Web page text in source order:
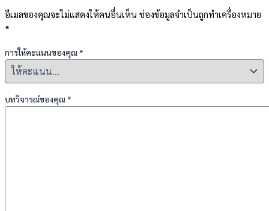
อีเมลของคุณจะไม่แสดงให้คนอื่นเห็น ช่องข้อมูลจำเป็นถูกทำเครื่องหมาย
*
การให้คะแนนของคุณ *
บทวิจารณ์ของคุณ *